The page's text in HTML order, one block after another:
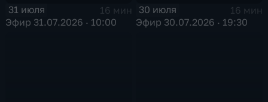
31 июля
16 мин
Эфир 31.07.2026 · 10:00
30 июля
16 мин
Эфир 30.07.2026 · 19:30